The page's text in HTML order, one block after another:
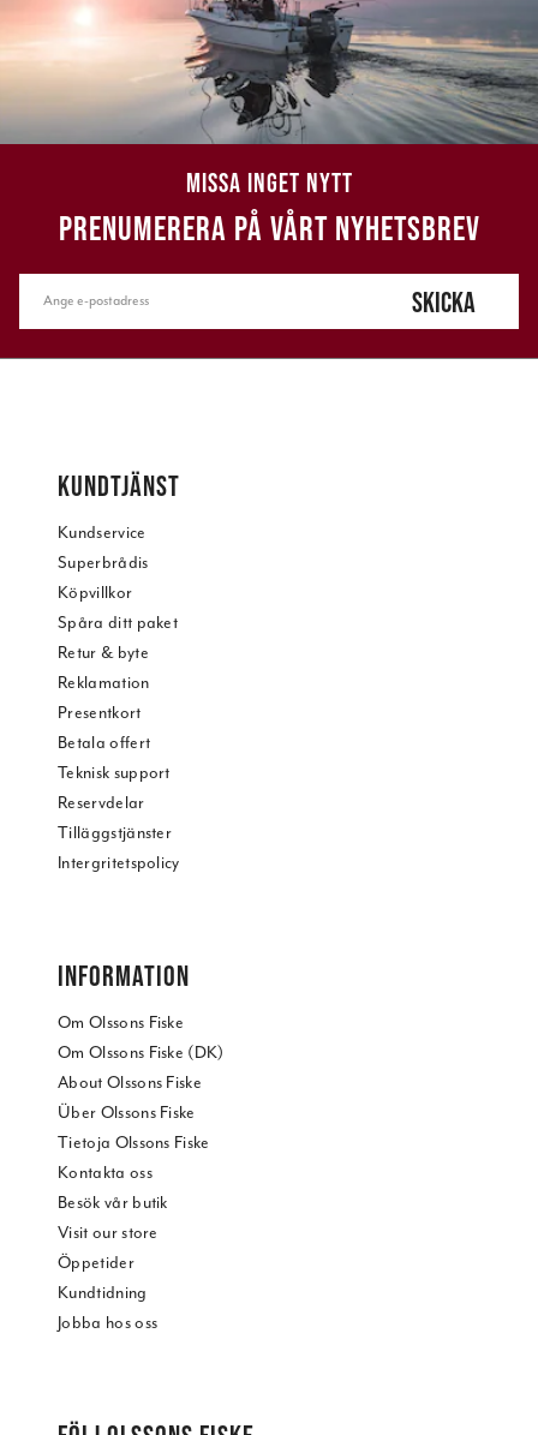
MISSA INGET NYTT
PRENUMERERA PÅ VÅRT NYHETSBREV
SKICKA
KUNDTJÄNST
Kundservice
Superbrådis
Köpvillkor
Spåra ditt paket
Retur & byte
Reklamation
Presentkort
Betala offert
Teknisk support
Reservdelar
Tilläggstjänster
Intergritetspolicy
INFORMATION
Om Olssons Fiske
Om Olssons Fiske (DK)
About Olssons Fiske
Über Olssons Fiske
Tietoja Olssons Fiske
Kontakta oss
Besök vår butik
Visit our store
Öppetider
Kundtidning
Jobba hos oss